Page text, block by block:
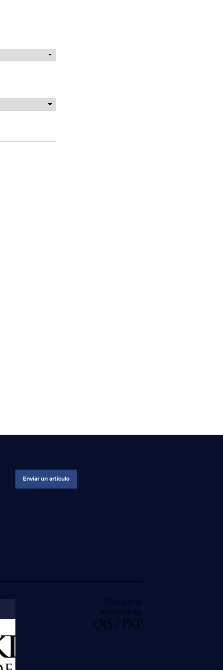
Enviar un artículo